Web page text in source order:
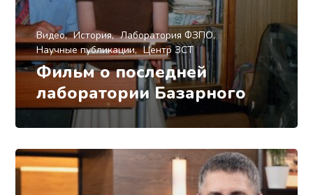
Видео История
Лаборатория ФЗПО
Научные публикации
Центр ЗСТ
Фильм о последней
лаборатории Базарного